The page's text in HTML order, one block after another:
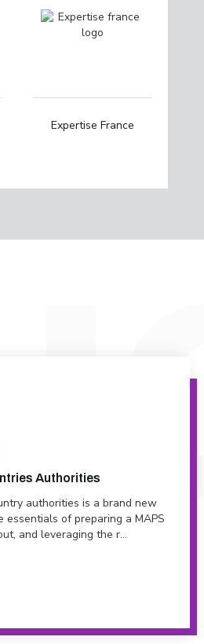
Expertise France
Authorities
authorities is a brand new
essentials of preparing a MAPS
and leveraging the r...